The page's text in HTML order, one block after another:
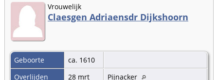
Vrouwelijk
Claesgen Adriaensdr Dijkshoorn
Geboorte
ca. 1610
Overlijden
28 mrt Pijnacker